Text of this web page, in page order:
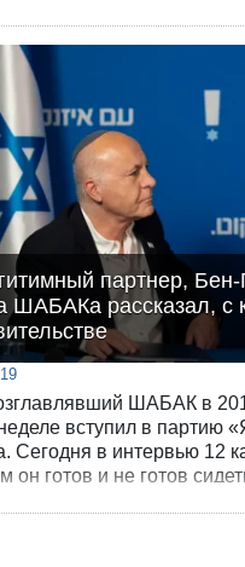
партнер, Бен-
ШАБАКа рассказал, с
ШАБАК в
вступил в партию
Сегодня в интервью 12
он готов и не готов